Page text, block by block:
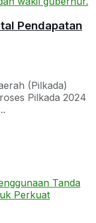
Pendapatan
(Pilkada)
Pilkada 2024